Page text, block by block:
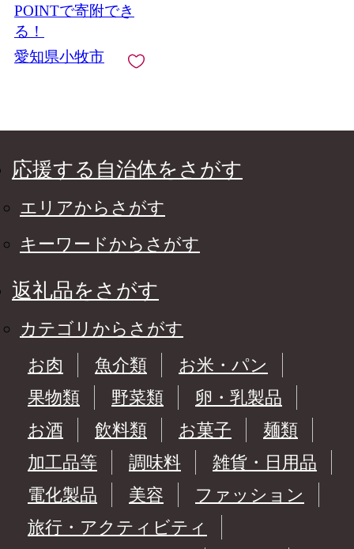
風三段重 おもいやり
セット 千賀屋 おせち
2027年 冷蔵おせち 全
38品 3人前 伝統の味
POINTで寄附でき
る！
愛知県小牧市
応援する自治体をさがす
エリアからさがす
キーワードからさがす
返礼品をさがす
カテゴリからさがす
お肉
魚介類
お米・パン
果物類
野菜類
卵・乳製品
お酒
飲料類 お菓子
麺類
加工品等
調味料
雑貨・日用品
電化製品
美容
ファッション
旅行・アクティビティ